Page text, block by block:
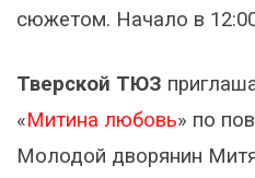
сюжетом. Начало в
Тверской ТЮЗ
«Митина любовь» по
Молодой дворянин